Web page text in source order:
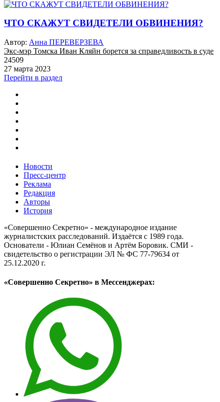
ЧТО СКАЖУТ СВИДЕТЕЛИ ОБВИНЕНИЯ?
Автор: Анна ПЕРЕВЕРЗЕВА
Экс-мэр Томска Иван Кляйн борется за справедливость в суде
24509
27 марта 2023
Перейти в раздел
Новости
Пресс-центр
Реклама
Редакция
Авторы
История
«Совершенно Секретно» - международное издание
журналистских расследований. Издаётся с 1989 года.
Основатели - Юлиан Семёнов и Артём Боровик. CМИ -
свидетельство о регистрации ЭЛ № ФС 77-79634 от
25.12.2020 г.
«Совершенно Секретно» в Мессенджерах: